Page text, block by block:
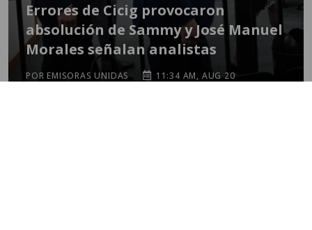
Errores de Cicig provocaron
absolución de Sammy y José Manuel
Morales señalan analistas
POR EMISORAS UNIDAS 11:34 AM, AUG 20